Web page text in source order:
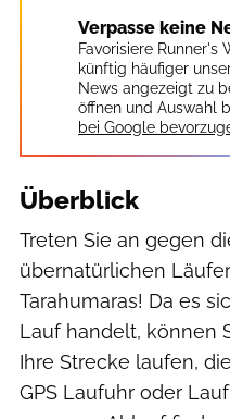
Verpasse keine
Favorisiere Runner's
künftig häufiger
News angezeigt zu
öffnen und Auswahl
bei Google
Überblick
Treten Sie an gegen
übernatürlichen
Tarahumaras! Da es
Lauf handelt, können
Ihre Strecke laufen,
GPS Laufuhr oder